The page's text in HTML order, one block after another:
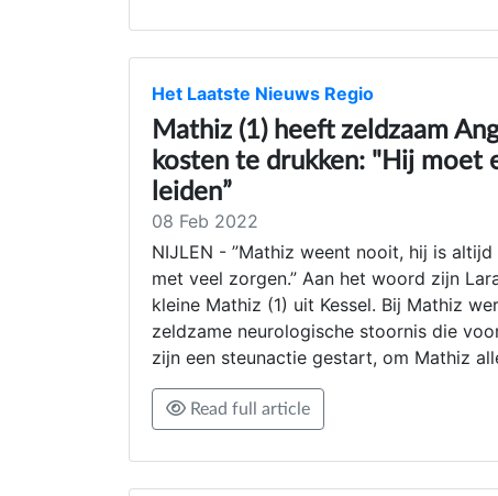
Het Laatste Nieuws Regio
Mathiz (1) heeft zeldzaam
kosten te drukken: "Hij moet
leiden”
08 Feb 2022
NIJLEN - ”Mathiz weent nooit, hij is
met veel zorgen.” Aan het woord zijn
kleine Mathiz (1) uit Kessel. Bij Mathiz
zeldzame neurologische stoornis die
zijn een steunactie gestart, om Mathiz
Read full article